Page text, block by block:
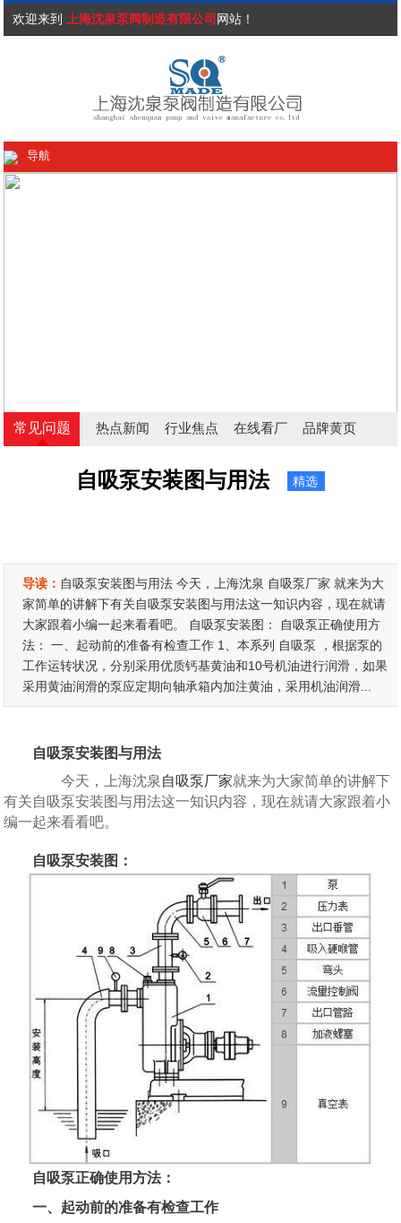
欢迎来到 上海沈泉泵阀制造有限公司 网站！
导航
常见问题 热点新闻 行业焦点 在线看厂 品牌黄页
自吸泵安装图与用法 精选
导读： 自吸泵安装图与用法 今天，上海沈泉 自吸泵厂家 就来为大
家简单的讲解下有关自吸泵安装图与用法这一知识内容，现在就请
大家跟着小编一起来看看吧。 自吸泵安装图： 自吸泵正确使用方
法： 一、起动前的准备有检查工作 1、本系列 自吸泵 ，根据泵的
工作运转状况，分别采用优质钙基黄油和10号机油进行润滑，如果
采用黄油润滑的泵应定期向轴承箱内加注黄油，采用机油润滑...
自吸泵安装图与用法
今天，上海沈泉 自吸泵厂家就来为大家简单的讲解下
有关自吸泵安装图与用法这一知识内容，现在就请大家跟着小
编一起来看看吧。
自吸泵安装图：
自吸泵正确使用方法：
一、起动前的准备有检查工作